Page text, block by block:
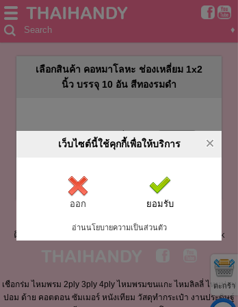
Search ♦
ตะกร้า
เลือกสินค้า คอหมาโลหะ ช่องเหลี่ยม 1x2
นิ้ว บรรจุ 10 อัน สีทองรมดำ
กรุณาระบุจำนวนสินค้าที่ต้องการ
ติดตาม THAIHANDY บน Website และ Social Network
เชือกร่ม ไหมพรม 2ply 3ply 4ply ไหมพรมขนแกะ ไหมลิลลี่ ไหมปอม
ปอม ด้าย คอตตอน ซัมเมอร์ หนังเทียม วัสดุทำกระเป๋า งานประดิษฐ์
เว็บไซต์นี้ใช้คุกกี้เพื่อให้บริการ
ออก ยอมรับ
อ่านนโยบายความเป็นส่วนตัว